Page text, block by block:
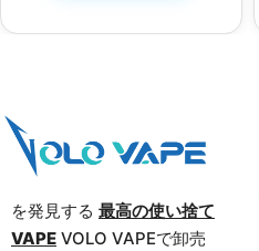
を発見する 最高の使い捨て
VAPE VOLO VAPEで卸売